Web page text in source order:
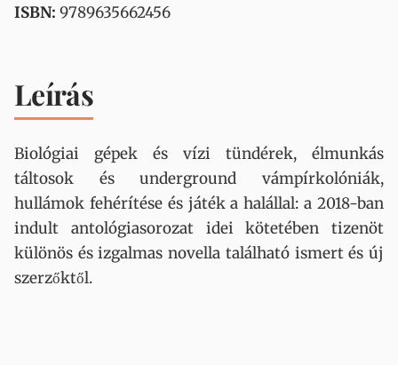
ISBN: 9789635662456
Leírás
Biológiai gépek és vízi tündérek, élmunkás
táltosok és underground vámpírkolóniák,
hullámok fehérítése és játék a halállal: a 2018-ban
indult antológiasorozat idei kötetében tizenöt
különös és izgalmas novella található ismert és új
szerzőktől.